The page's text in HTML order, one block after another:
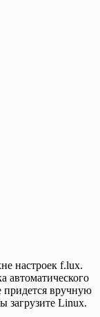
настроек f.lux.
автоматического
придется вручную
загрузите Linux.